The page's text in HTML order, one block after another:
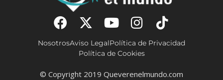
NosotrosAviso LegalPolítica de Privacidad
Política de Cookies
© Copyright 2019 Queverenelmundo.com